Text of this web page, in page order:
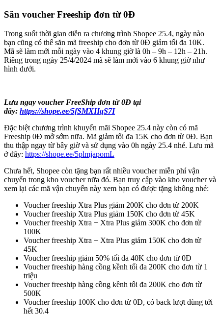
Săn voucher Freeship đơn từ 0Đ
Trong suốt thời gian diễn ra chương trình Shopee 25.4, ngày nào
bạn cũng có thể săn mã freeship cho đơn từ 0Đ giảm tối đa 10K.
Mã sẽ làm mới mỗi ngày vào 4 khung giờ là 0h – 9h – 12h – 21h.
Riêng trong ngày 25/4/2024 mã sẽ làm mới vào 6 khung giờ như
hình dưới.
Lưu ngay voucher FreeShip đơn từ 0Đ tại
đây: https://shope.ee/5fSMXHqS7I
Đặc biệt chương trình khuyến mãi Shopee 25.4 này còn có mã
Freeship 0Đ mở sớm nữa. Mã giảm tối đa 15K cho đơn từ 0Đ. Bạn
thu thập ngay từ bây giờ và sử dụng vào 0h ngày 25.4 nhé. Lưu mã
ở đây: https://shope.ee/5plmjapomL
Chưa hết, Shopee còn tặng bạn rất nhiều voucher miễn phí vận
chuyển trong kho voucher nữa đó. Bạn truy cập vào kho voucher và
xem lại các mã vận chuyển này xem bạn có được tặng không nhé:
Voucher freeship Xtra Plus giảm 200K cho đơn từ 200K
Voucher freeship Xtra Plus giảm 150K cho đơn từ 45K
Voucher freeship Xtra + Xtra Plus giảm 300K cho đơn từ
100K
Voucher freeship Xtra + Xtra Plus giảm 150K cho đơn từ
45K
Voucher freeship giảm 50% tối đa 40K cho đơn từ 0Đ
Voucher freeship hàng cồng kềnh tối đa 200K cho đơn từ 1
triệu
Voucher freeship hàng cồng kềnh tối đa 200K cho đơn từ
500K
Voucher freeship 100K cho đơn từ 0Đ, có back lượt dùng tới
hết 30.4